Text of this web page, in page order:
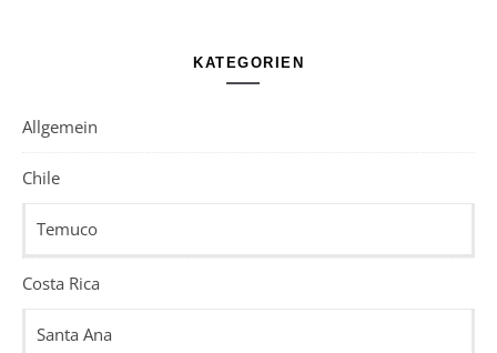
KATEGORIEN
Allgemein
Chile
Temuco
Costa Rica
Santa Ana